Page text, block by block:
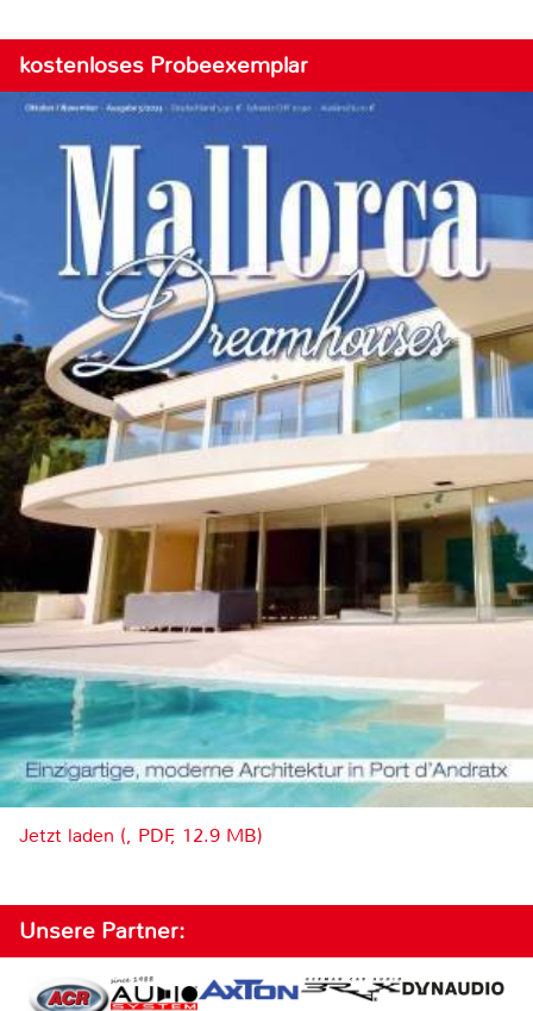
kostenloses Probeexemplar
Jetzt laden (, PDF, 12.9 MB)
Unsere Partner: